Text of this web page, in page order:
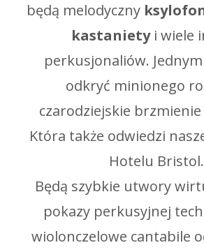
będą melodyczny
kastanietyi wiele
perkusjonaliów.
odkryć minionego
czarodziejskie brzmienie
Która także odwiedzi
Hotelu Bristol.
Będą szybkie utwory
pokazy perkusyjnej
wiolonczelowe cantabile